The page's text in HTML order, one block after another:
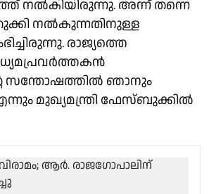
നല്‍കിയിരുന്നു. അന്ന് തന്നെ
നല്‍കുന്നതിനുള്ള
രാജ്യത്തെ
സന്തോഷത്തില്‍ ഞാനും
മുഖ്യമന്ത്രി ഫേസ്ബുക്കിൽ